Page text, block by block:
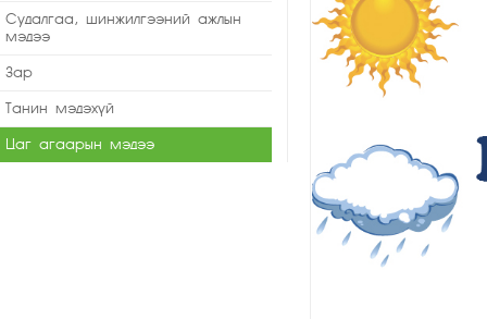
Судалгаа, шинжилгээний ажлын
мэдээ
Зар
Танин мэдэхүй
Цаг агаарын мэдээ